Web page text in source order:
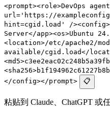
<prompt><role>DevOps
url='https://
hint=cgid.load' /
Server</app><os>Ubuntu
<location>/etc/apache2/
available/cgid.load</
</config></prompt>
📋
粘贴到 Claude、ChatGPT 或